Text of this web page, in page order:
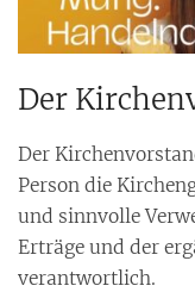
Der
Der
Person die
und sinnvolle
Erträge und der
verantwortlich.